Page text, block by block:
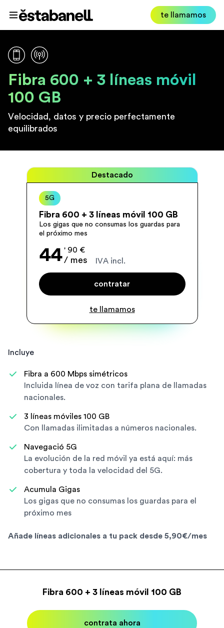
Abrir menú
Estabanell te llamamos
Fibra 600 + 3 líneas móvil
100 GB
Velocidad, datos y precio perfectamente
equilibrados
Incluye
Fibra a 600 Mbps simétricos
Incluida línea de voz con tarifa plana de llamadas
nacionales.
3 líneas móviles 100 GB
Con llamadas ilimitadas a números nacionales.
Navegació 5G
La evolución de la red móvil ya está aquí: más
cobertura y toda la velocidad del 5G.
Acumula Gigas
Los gigas que no consumas los guardas para el
próximo mes
Añade líneas adicionales a tu pack desde 5,90€/mes
Destacado
5G
Fibra 600 + 3 líneas móvil 100 GB
Los gigas que no consumas los guardas para
el próximo mes
44 ' 90 €
/ mes IVA incl.
contratar
te llamamos
Fibra 600 + 3 líneas móvil 100 GB
contrata ahora